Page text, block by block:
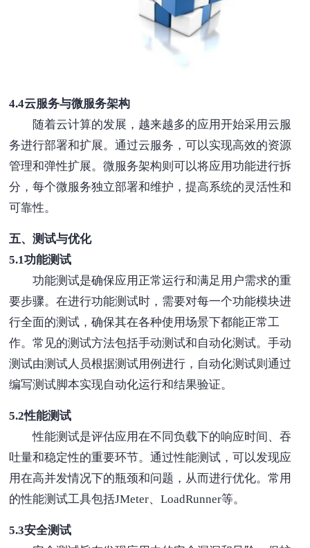
4.4云服务与微服务架构
随着云计算的发展，越来越多的应用开始采用云服
务进行部署和扩展。通过云服务，可以实现高效的资源
管理和弹性扩展。微服务架构则可以将应用功能进行拆
分，每个微服务独立部署和维护，提高系统的灵活性和
可靠性。
五、测试与优化
5.1功能测试
功能测试是确保应用正常运行和满足用户需求的重
要步骤。在进行功能测试时，需要对每一个功能模块进
行全面的测试，确保其在各种使用场景下都能正常工
作。常见的测试方法包括手动测试和自动化测试。手动
测试由测试人员根据测试用例进行，自动化测试则通过
编写测试脚本实现自动化运行和结果验证。
5.2性能测试
性能测试是评估应用在不同负载下的响应时间、吞
吐量和稳定性的重要环节。通过性能测试，可以发现应
用在高并发情况下的瓶颈和问题，从而进行优化。常用
的性能测试工具包括JMeter、LoadRunner等。
5.3安全测试